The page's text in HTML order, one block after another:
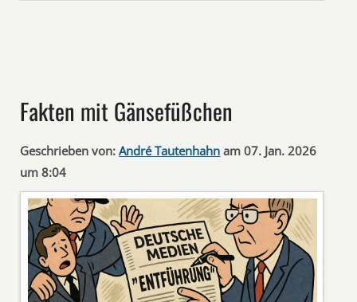
Fakten mit Gänsefüßchen
Geschrieben von: André Tautenhahn am 07. Jan. 2026
um 8:04